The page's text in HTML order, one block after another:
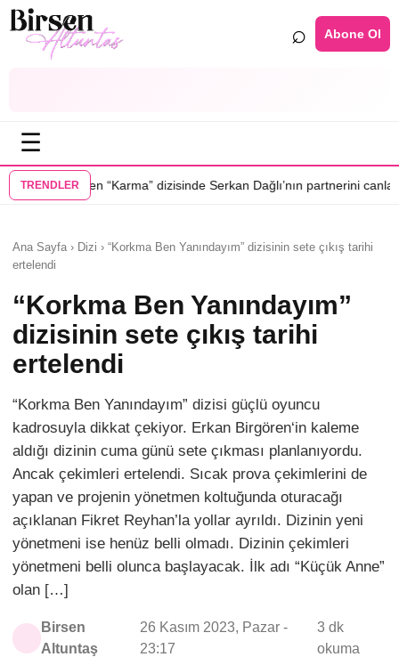
⌕ Abone Ol
☰
TRENDLER
dizisinde Serkan Dağlı’nın partnerini canlandıracak•Daha 17’ye
Ana Sayfa › Dizi › “Korkma Ben Yanındayım” dizisinin sete çıkış tarihi
ertelendi
“Korkma Ben Yanındayım”
dizisinin sete çıkış tarihi
ertelendi
“Korkma Ben Yanındayım” dizisi güçlü oyuncu
kadrosuyla dikkat çekiyor. Erkan Birgören‘in kaleme
aldığı dizinin cuma günü sete çıkması planlanıyordu.
Ancak çekimleri ertelendi. Sıcak prova çekimlerini de
yapan ve projenin yönetmen koltuğunda oturacağı
açıklanan Fikret Reyhan’la yollar ayrıldı. Dizinin yeni
yönetmeni ise henüz belli olmadı. Dizinin çekimleri
yönetmeni belli olunca başlayacak. İlk adı “Küçük Anne”
olan […]
Birsen
Altuntaş
26 Kasım 2023, Pazar -
23:17
3 dk
okuma